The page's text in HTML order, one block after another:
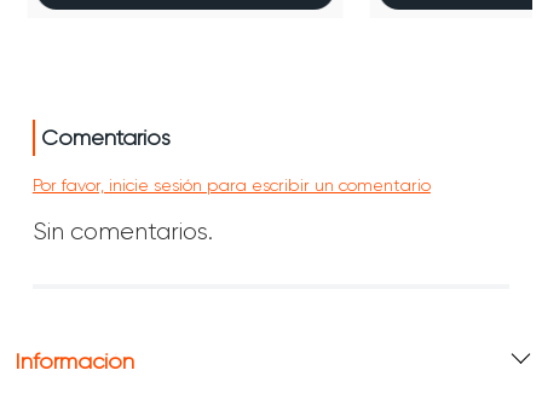
Comentarios
Por favor, inicie sesión para escribir un comentario
Sin comentarios.
Información